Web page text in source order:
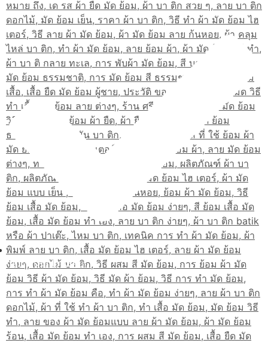
เส้นทางมาโรงเรียน